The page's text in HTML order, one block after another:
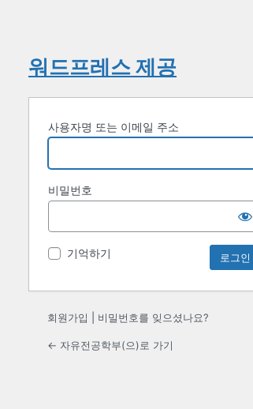
워드프레스 제공
사용자명 또는 이메일 주소
비밀번호
기억하기
회원가입 비밀번호를 잊으셨나요?
← 자유전공학부(으)로 가기